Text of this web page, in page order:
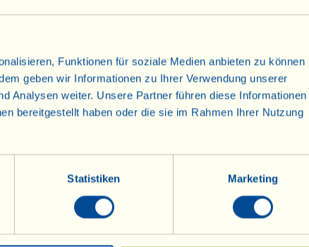
Funktionen für soziale Medien anbieten zu können
geben wir Informationen zu Ihrer Verwendung unserer
Analysen weiter. Unsere Partner führen diese Informationen
bereitgestellt haben oder die sie im Rahmen Ihrer Nutzung
Statistiken Marketing